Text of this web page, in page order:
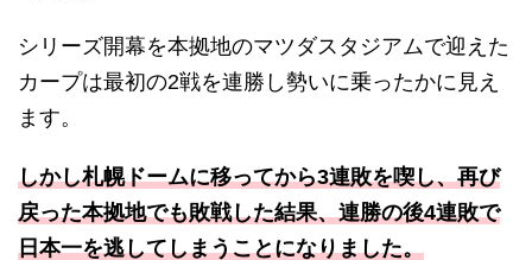
シリーズ開幕を本拠地のマツダスタジアムで迎えた
カープは最初の2戦を連勝し勢いに乗ったかに見え
ます。
しかし札幌ドームに移ってから3連敗を喫し、再び
戻った本拠地でも敗戦した結果、連勝の後4連敗で
日本一を逃してしまうことになりました。